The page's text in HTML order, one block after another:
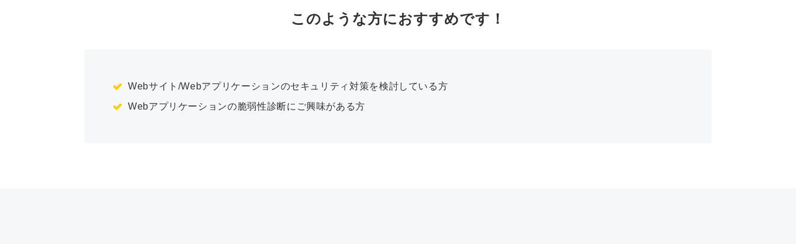
このような方におすすめです！
Webサイト/Webアプリケーションのセキュリティ対策を検討している方
Webアプリケーションの脆弱性診断にご興味がある方